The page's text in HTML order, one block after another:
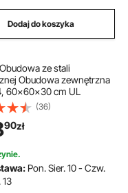
Dodaj do koszyka
ze stali
Obudowa zewnętrzna
60x60x30 cm UL
(36)
90zł
Pon. Sier. 10 - Czw.
13